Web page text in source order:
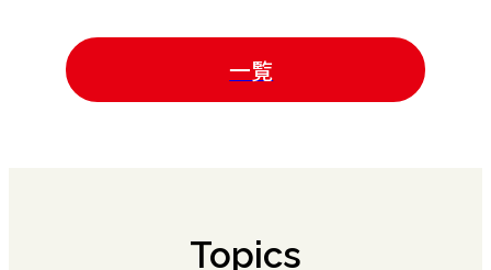
一覧
Topics